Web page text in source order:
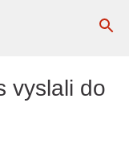
vyslali do